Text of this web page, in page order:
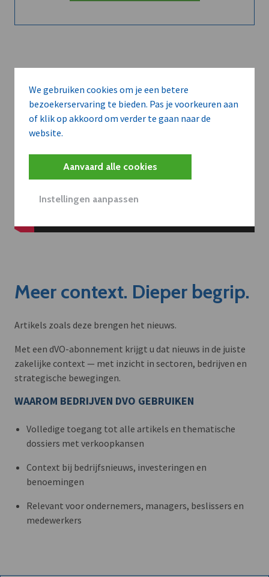
We gebruiken cookies om je een betere
bezoekerservaring te bieden. Pas je voorkeuren aan
of klik op akkoord om verder te gaan naar de
website.
Aanvaard alle cookies
Instellingen aanpassen
Meer context. Dieper begrip.
Artikels zoals deze brengen het nieuws.
Met een dVO-abonnement krijgt u dat nieuws in de juiste
zakelijke context — met inzicht in sectoren, bedrijven en
strategische bewegingen.
WAAROM BEDRIJVEN DVO GEBRUIKEN
Volledige toegang tot alle artikels en thematische
dossiers met verkoopkansen
Context bij bedrijfsnieuws, investeringen en
benoemingen
Relevant voor ondernemers, managers, beslissers en
medewerkers